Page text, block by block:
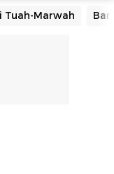
Tuah-Marwah